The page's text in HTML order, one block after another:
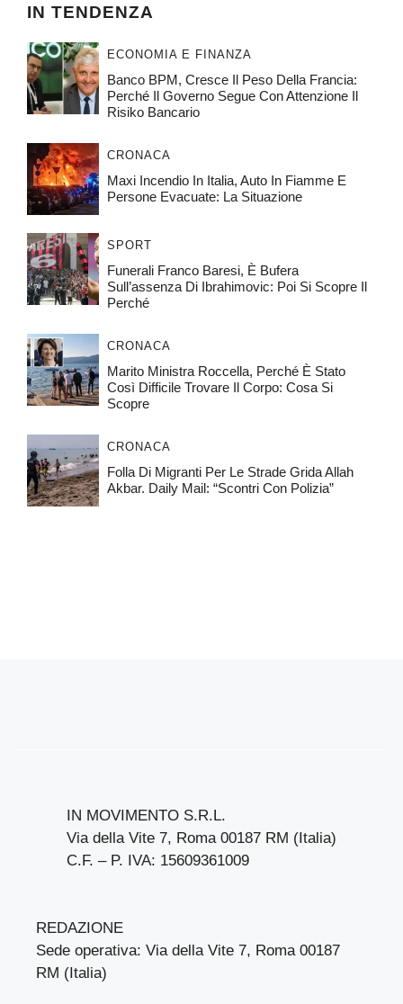
IN TENDENZA
ECONOMIA E FINANZA
Banco BPM, Cresce Il Peso Della Francia:
Perché Il Governo Segue Con Attenzione Il
Risiko Bancario
CRONACA
Maxi Incendio In Italia, Auto In Fiamme E
Persone Evacuate: La Situazione
SPORT
Funerali Franco Baresi, È Bufera
Sull’assenza Di Ibrahimovic: Poi Si Scopre Il
Perché
CRONACA
Marito Ministra Roccella, Perché È Stato
Così Difficile Trovare Il Corpo: Cosa Si
Scopre
CRONACA
Folla Di Migranti Per Le Strade Grida Allah
Akbar. Daily Mail: “Scontri Con Polizia”
IN MOVIMENTO S.R.L.
Via della Vite 7, Roma 00187 RM (Italia)
C.F. – P. IVA: 15609361009
REDAZIONE
Sede operativa: Via della Vite 7, Roma 00187
RM (Italia)